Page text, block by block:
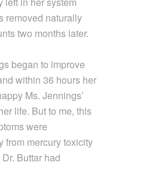
removed naturally
two months later.
began to improve
within 36 hours her
Ms. Jennings’
life. But to me, this
were
from mercury toxicity
Buttar had